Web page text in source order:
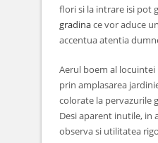
flori si la intrare isi pot
gradinace vor aduce
accentua atentia
Aerul boem al
prin amplasarea
colorate la pervazurile
Desi aparent inutile,
observa si utilitatea